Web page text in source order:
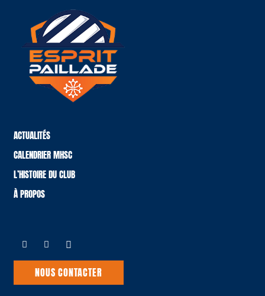
ACTUALITÉS
CALENDRIER MHSC
L’HISTOIRE DU CLUB
À PROPOS
NOUS CONTACTER